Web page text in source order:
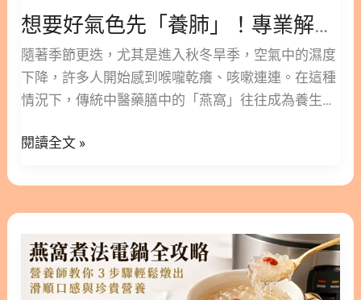
與酸性食物 6.3. 不宜過量 6.4. 消化不良者慎服 7. 馬
皇雪燕 vs 拉絲雪燕：本質上的差異 7.1. 馬皇雪燕 vs
拉絲雪燕│來源與本質 7.2 馬皇雪燕 vs 拉絲雪燕│營
養成分差異 7.3. 馬皇雪燕 vs 拉絲雪燕│口感與燉煮差
異 7.4. 馬皇雪燕 vs 拉絲雪燕│市場定位 8. 拉絲雪燕
是什麼？揭開天然植物膠質的神秘面紗 拉絲雪燕並非
的木髓分泌物，經過風乾後製成。 1.1. 拉絲雪燕的由
來與成分 當樹幹被劃破時，會流出透明的膠質，這些
物質富含植物多糖。其主要化學成分包括 D-半乳糖醛
酸（又稱植物玻尿酸）、L-阿拉伯糖、D-半乳糖等。
想要好氣色先「養肺」！專業解析燕窩潤肺對抗空汙與換季不適的祕訣
隨著季節更迭，尤其是進入秋冬旱季，空氣中的濕度
下降，許多人開始感到喉嚨乾癢、咳嗽連連。在這種
情況下，傳統中醫藥膳中的「燕窩」往往成為養生的
中，它更被視為滋陰潤肺的極品。 本文林安安營養師
養肺來調理體質，並詳細拆解燕窩功效肺部的科學依
據，讓您在忙碌的生活中，也能輕鬆掌握呼吸道保養
的關鍵。 ○ 版本閱讀│燕窩潤肺真的能改善膚質？中
醫「肺主皮毛」理論與燕窩酸的深度連結 隱藏/顯示
內容目錄 內容目錄 : 顯示/隱藏 1. 為什麼換季需要燕
對
抗
空
汙
換
不
祕
訣
閱讀全文 »
窩
煮
法